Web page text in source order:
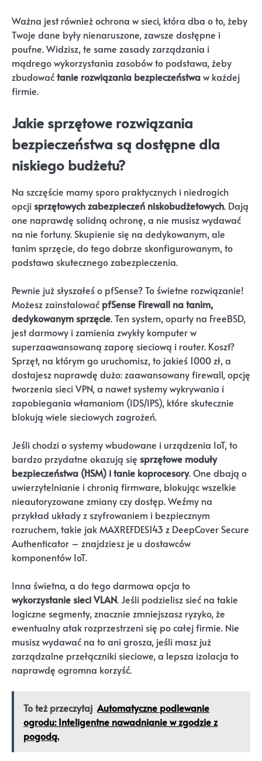
Ważna jest również ochrona w sieci, która dba o to, żeby
Twoje dane były nienaruszone, zawsze dostępne i
poufne. Widzisz, te same zasady zarządzania i
mądrego wykorzystania zasobów to podstawa, żeby
zbudowaćtanie rozwiązania bezpieczeństwaw każdej
firmie.
Jakie sprzętowe rozwiązania
bezpieczeństwa są dostępne dla
niskiego budżetu?
Na szczęście mamy sporo praktycznych i niedrogich
opcji sprzętowych zabezpieczeń niskobudżetowych. Dają
one naprawdę solidną ochronę, a nie musisz wydawać
na nie fortuny. Skupienie się na dedykowanym, ale
tanim sprzęcie, do tego dobrze skonfigurowanym, to
podstawa skutecznego zabezpieczenia.
Pewnie już słyszałeś o pfSense? To świetne rozwiązanie!
Możesz zainstalować pfSense Firewall na tanim,
dedykowanym sprzęcie. Ten system, oparty na FreeBSD,
jest darmowy i zamienia zwykły komputer w
superzaawansowaną zaporę sieciową i router. Koszt?
Sprzęt, na którym go uruchomisz, to jakieś 1000 zł, a
dostajesz naprawdę dużo: zaawansowany firewall, opcję
tworzenia sieci VPN, a nawet systemy wykrywania i
zapobiegania włamaniom (IDS/IPS), które skutecznie
blokują wiele sieciowych zagrożeń.
Jeśli chodzi o systemy wbudowane i urządzenia IoT, to
bardzo przydatne okazują się sprzętowe moduły
bezpieczeństwa (HSM) i tanie koprocesory. One dbają o
uwierzytelnianie i chronią firmware, blokując wszelkie
nieautoryzowane zmiany czy dostęp. Weźmy na
przykład układy z szyfrowaniem i bezpiecznym
rozruchem, takie jak MAXREFDES143 z DeepCover Secure
Authenticator – znajdziesz je u dostawców
komponentów IoT.
Inna świetna, a do tego darmowa opcja to
wykorzystanie sieci VLAN. Jeśli podzielisz sieć na takie
logiczne segmenty, znacznie zmniejszasz ryzyko, że
ewentualny atak rozprzestrzeni się po całej firmie. Nie
musisz wydawać na to ani grosza, jeśli masz już
zarządzalne przełączniki sieciowe, a lepsza izolacja to
naprawdę ogromna korzyść.
To też przeczytaj Automatyczne podlewanie
ogrodu: Inteligentne nawadnianie w zgodzie z
pogodą.